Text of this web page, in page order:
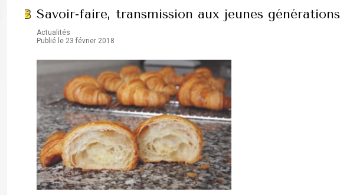
Savoir-faire, transmission aux jeunes générations
Actualités
Publié le 23 février 2018